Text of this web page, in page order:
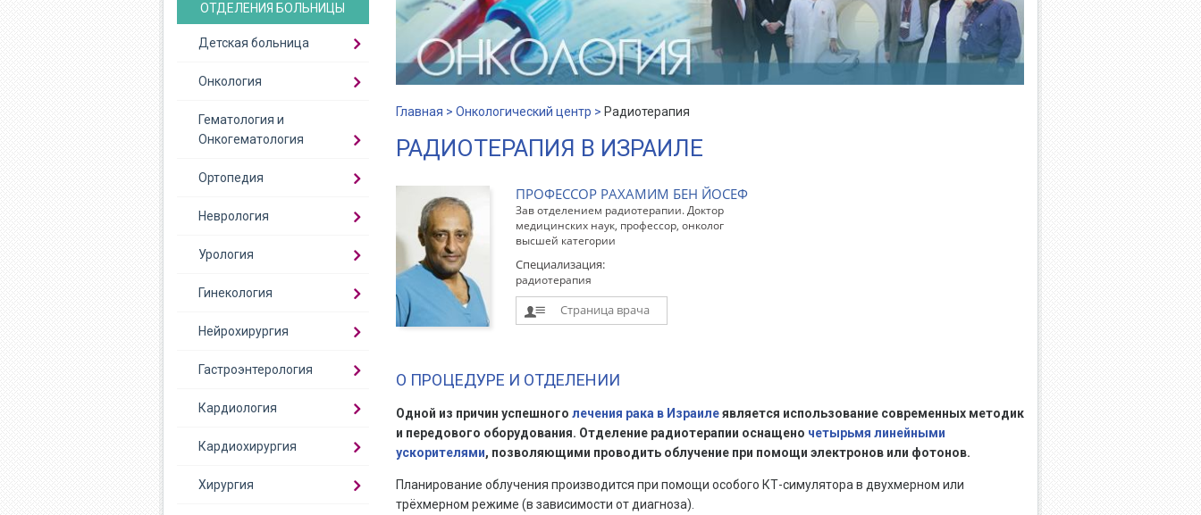
Главная > Онкологический центр > Радиотерапия
РАДИОТЕРАПИЯ В ИЗРАИЛЕ
ПРОФЕССОР РАХАМИМ БЕН ЙОСЕФ
Зав отделением радиотерапии. Доктор
медицинских наук, профессор, онколог
высшей категории
Специализация:
радиотерапия
Страница врача
O ПРОЦЕДУРЕ И ОТДЕЛЕНИИ
Одной из причин успешного лечения рака в Израилеявляется использование современных методик
и передового оборудования. Отделение радиотерапии оснащено четырьмя линейными
ускорителями, позволяющими проводить облучение при помощи электронов или фотонов.
Планирование облучения производится при помощи особого КТ-симулятора в двухмерном или
трёхмерном режиме (в зависимости от диагноза).
ОТДЕЛЕНИЯ БОЛЬНИЦЫ
Детская больница
Онкология
Гематология и
Онкогематология
Ортопедия
Неврология
Урология
Гинекология
Нейрохирургия
Гастроэнтерология
Кардиология
Кардиохирургия
Хирургия